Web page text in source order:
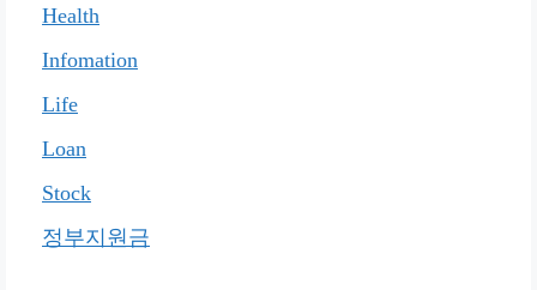
Health
Infomation
Life
Loan
Stock
정부지원금